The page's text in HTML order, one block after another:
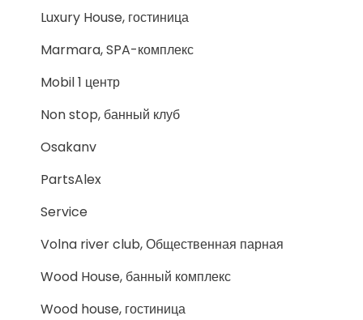
Luxury House, гостиница
Marmara, SPA-комплекс
Mobil 1 центр
Non stop, банный клуб
Osakanv
PartsAlex
Service
Volna river club, Общественная парная
Wood House, банный комплекс
Wood house, гостиница